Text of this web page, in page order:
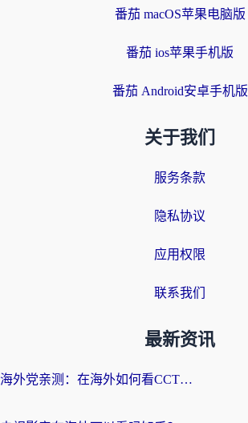
番茄 macOS苹果电脑版
番茄 ios苹果手机版
番茄 Android安卓手机版
关于我们
服务条款
隐私协议
应用权限
联系我们
最新资讯
海外党亲测：在海外如何看CCTV？告别“仅限大陆播放”的实用指南